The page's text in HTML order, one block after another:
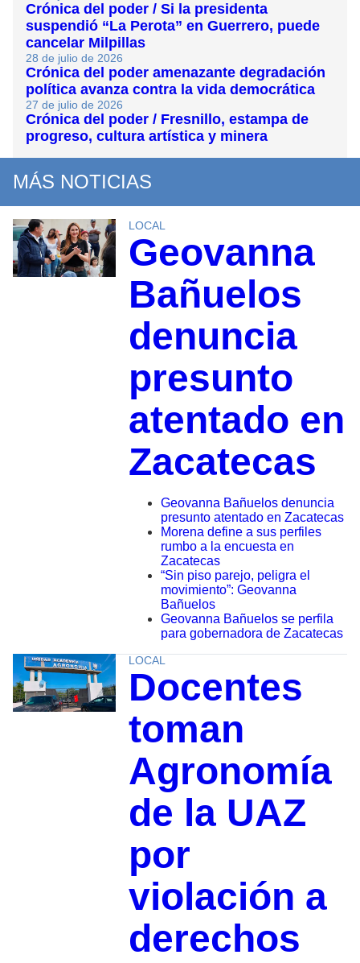
Crónica del poder / Si la presidenta
suspendió “La Perota” en Guerrero, puede
cancelar Milpillas
28 de julio de 2026
Crónica del poder amenazante degradación
política avanza contra la vida democrática
27 de julio de 2026
Crónica del poder / Fresnillo, estampa de
progreso, cultura artística y minera
MÁS NOTICIAS
LOCAL
Geovanna
Bañuelos
denuncia
presunto
atentado en
Zacatecas
Geovanna Bañuelos denuncia
presunto atentado en Zacatecas
Morena define a sus perfiles
rumbo a la encuesta en
Zacatecas
“Sin piso parejo, peligra el
movimiento”: Geovanna
Bañuelos
Geovanna Bañuelos se perfila
para gobernadora de Zacatecas
LOCAL
Docentes
toman
Agronomía
de la UAZ
por
violación a
derechos